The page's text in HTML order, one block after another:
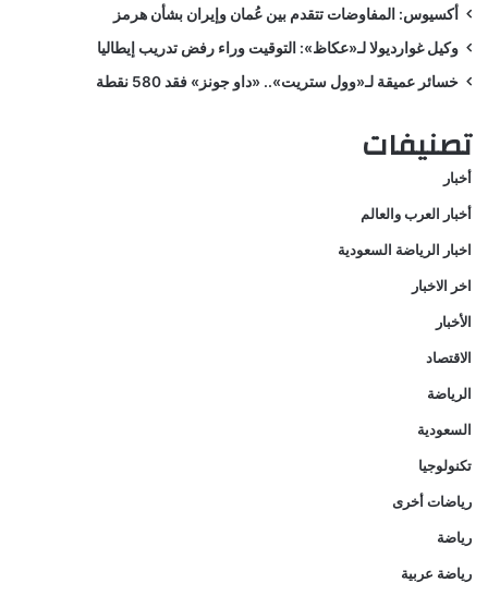
أكسيوس: المفاوضات تتقدم بين عُمان وإيران بشأن هرمز
وكيل غوارديولا لـ«عكاظ»: التوقيت وراء رفض تدريب إيطاليا
خسائر عميقة لـ«وول ستريت».. «داو جونز» فقد 580 نقطة
تصنيفات
أخبار
أخبار العرب والعالم
اخبار الرياضة السعودية
اخر الاخبار
الأخبار
الاقتصاد
الرياضة
السعودية
تكنولوجيا
رياضات أخرى
رياضة
رياضة عربية